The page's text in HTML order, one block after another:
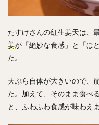
たすけさんの紅生姜天は、
姜が「絶妙な食感」と「ほ
た。
天ぷら自体が大きいので、
た。加えて、そのまま食べ
と、ふわふわ食感が味わえ